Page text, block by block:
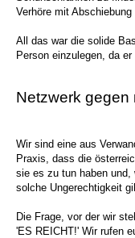
Verhöre mit
All das war die solide
Person einzulegen, da
Netzwerk gegen
Wir sind eine aus
Praxis, dass die
sie es zu tun haben
solche Ungerechtigkeit
Die Frage, vor der wir
'ES REICHT!' Wir rufen